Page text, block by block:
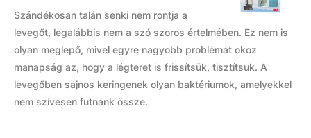
Szándékosan talán senki nem rontja a
levegőt, legalábbis nem a szó szoros értelmében. Ez nem is
olyan meglepő, mivel egyre nagyobb problémát okoz
manapság az, hogy a légteret is frissítsük, tisztítsuk. A
levegőben sajnos keringenek olyan baktériumok, amelyekkel
nem szívesen futnánk össze.